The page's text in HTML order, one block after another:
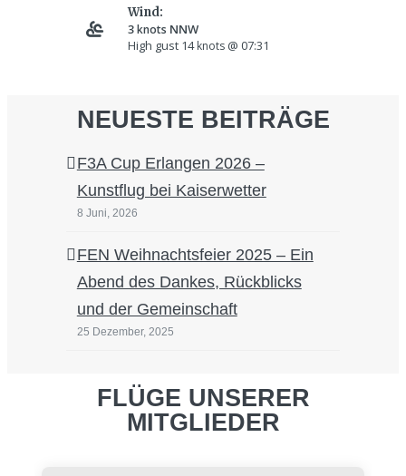
NEUESTE BEITRÄGE
F3A Cup Erlangen 2026 –
Kunstflug bei Kaiserwetter
8 Juni, 2026
FEN Weihnachtsfeier 2025 – Ein
Abend des Dankes, Rückblicks
und der Gemeinschaft
25 Dezember, 2025
FLÜGE UNSERER
MITGLIEDER